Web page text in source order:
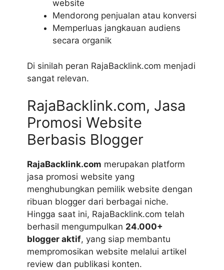
website
Mendorong penjualan atau konversi
Memperluas jangkauan audiens
secara organik
Di sinilah peran RajaBacklink.com menjadi
sangat relevan.
RajaBacklink.com, Jasa
Promosi Website
Berbasis Blogger
RajaBacklink.com merupakan platform
jasa promosi website yang
menghubungkan pemilik website dengan
ribuan blogger dari berbagai niche.
Hingga saat ini, RajaBacklink.com telah
berhasil mengumpulkan 24.000+
blogger aktif, yang siap membantu
mempromosikan website melalui artikel
review dan publikasi konten.